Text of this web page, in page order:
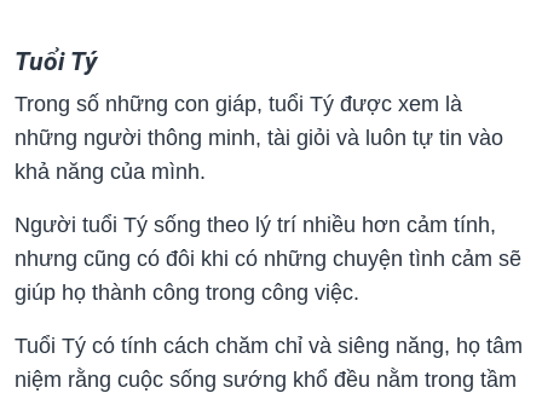
Tuổi Tý
Trong số những con giáp, tuổi Tý được xem là
những người thông minh, tài giỏi và luôn tự tin vào
khả năng của mình.
Người tuổi Tý sống theo lý trí nhiều hơn cảm tính,
nhưng cũng có đôi khi có những chuyện tình cảm sẽ
giúp họ thành công trong công việc.
Tuổi Tý có tính cách chăm chỉ và siêng năng, họ tâm
niệm rằng cuộc sống sướng khổ đều nằm trong tầm